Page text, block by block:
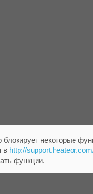
блокирует некоторые
в http://
функции.